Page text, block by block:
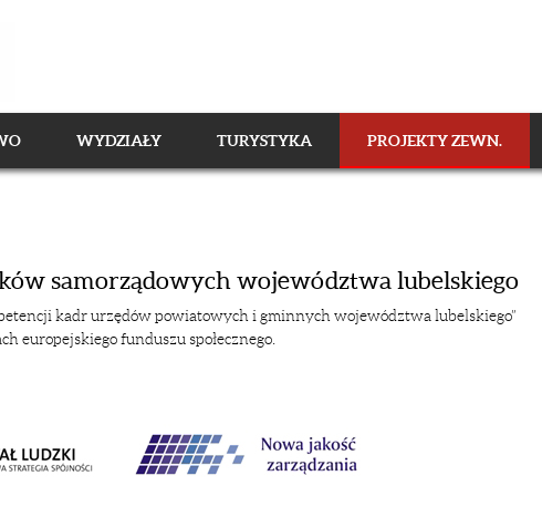
WYDZIAŁY TURYSTYKA PROJEKTY ZEWN.
samorządowych województwa lubelskiego
kadr urzędów powiatowych i gminnych województwa lubelskiego”
europejskiego funduszu społecznego.